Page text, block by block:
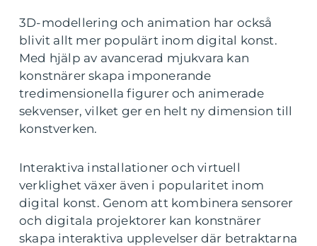
3D-modellering och animation har också
blivit allt mer populärt inom digital konst.
Med hjälp av avancerad mjukvara kan
konstnärer skapa imponerande
tredimensionella figurer och animerade
sekvenser, vilket ger en helt ny dimension till
konstverken.
Interaktiva installationer och virtuell
verklighet växer även i popularitet inom
digital konst. Genom att kombinera sensorer
och digitala projektorer kan konstnärer
skapa interaktiva upplevelser där betraktarna